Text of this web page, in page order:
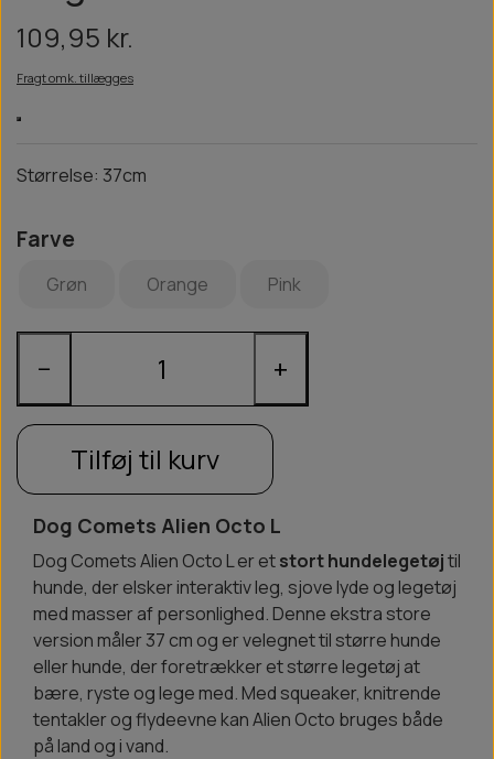
109,95 kr.
Fragt omk. tillægges
Størrelse: 37cm
Farve
Grøn Orange Pink
− +
Tilføj til kurv
Dog Comets Alien Octo L
Dog Comets Alien Octo L er etstort hundelegetøjtil
hunde, der elsker interaktiv leg, sjove lyde og legetøj
med masser af personlighed. Denne ekstra store
version måler 37 cm og er velegnet til større hunde
eller hunde, der foretrækker et større legetøj at
bære, ryste og lege med. Med squeaker, knitrende
tentakler og flydeevne kan Alien Octo bruges både
på land og i vand.